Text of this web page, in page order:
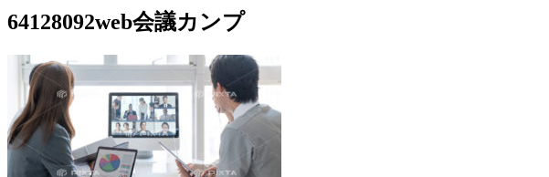
64128092web会議カンプ